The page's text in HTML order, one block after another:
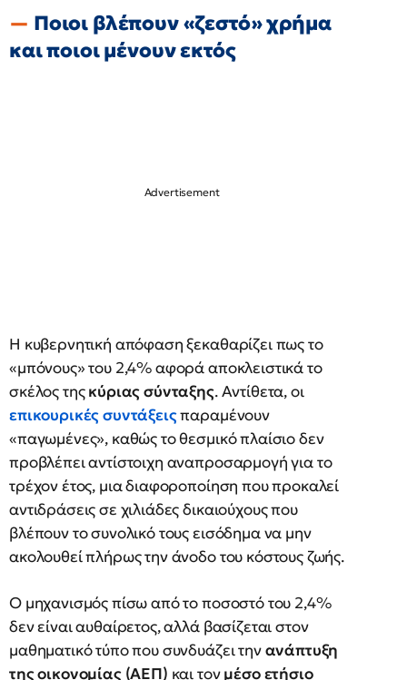
Ποιοι βλέπουν «ζεστό» χρήμα
και ποιοι μένουν εκτός
Η κυβερνητική απόφαση ξεκαθαρίζει πως το
«μπόνους» του 2,4% αφορά αποκλειστικά το
σκέλος τηςκύριας σύνταξης. Αντίθετα, οι
επικουρικές συντάξειςπαραμένουν
«παγωμένες», καθώς το θεσμικό πλαίσιο δεν
προβλέπει αντίστοιχη αναπροσαρμογή για το
τρέχον έτος, μια διαφοροποίηση που προκαλεί
αντιδράσεις σε χιλιάδες δικαιούχους που
βλέπουν το συνολικό τους εισόδημα να μην
ακολουθεί πλήρως την άνοδο του κόστους ζωής.
Ο μηχανισμός πίσω από το ποσοστό του 2,4%
δεν είναι αυθαίρετος, αλλά βασίζεται στον
μαθηματικό τύπο που συνδυάζει τηνανάπτυξη
της οικονομίας (ΑΕΠ) και τονμέσο ετήσιο